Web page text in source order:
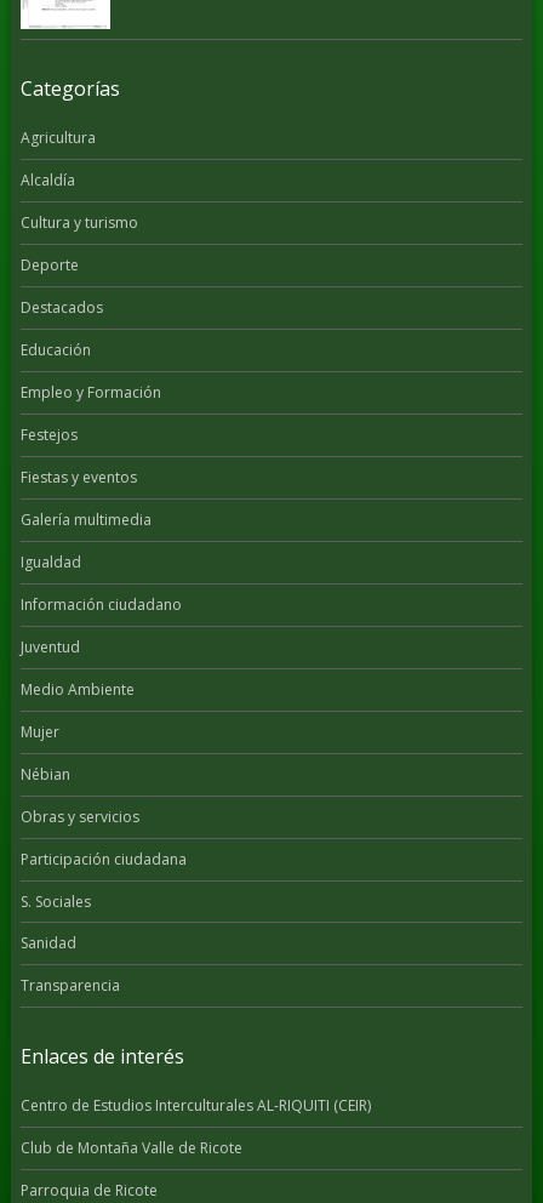
Categorías
Agricultura
Alcaldía
Cultura y turismo
Deporte
Destacados
Educación
Empleo y Formación
Festejos
Fiestas y eventos
Galería multimedia
Igualdad
Información ciudadano
Juventud
Medio Ambiente
Mujer
Nébian
Obras y servicios
Participación ciudadana
S. Sociales
Sanidad
Transparencia
Enlaces de interés
Centro de Estudios Interculturales AL-RIQUITI (CEIR)
Club de Montaña Valle de Ricote
Parroquia de Ricote